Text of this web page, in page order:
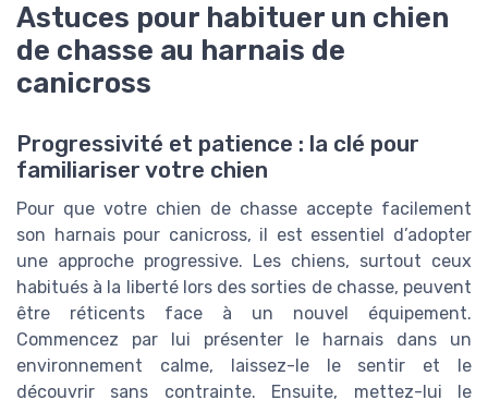
Astuces pour habituer un chien
de chasse au harnais de
canicross
Progressivité et patience : la clé pour
familiariser votre chien
Pour que votre chien de chasse accepte facilement
son harnais pour canicross, il est essentiel d’adopter
une approche progressive. Les chiens, surtout ceux
habitués à la liberté lors des sorties de chasse, peuvent
être réticents face à un nouvel équipement.
Commencez par lui présenter le harnais dans un
environnement calme, laissez-le le sentir et le
découvrir sans contrainte. Ensuite, mettez-lui le